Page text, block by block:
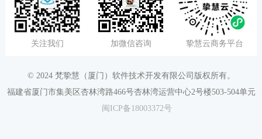
关注我们 加微信咨询 挚慧云商务平台
© 2024 梵挚慧（厦门）软件技术开发有限公司版权所有。
福建省厦门市集美区杏林湾路466号杏林湾运营中心2号楼503-504单元
闽ICP备18003372号